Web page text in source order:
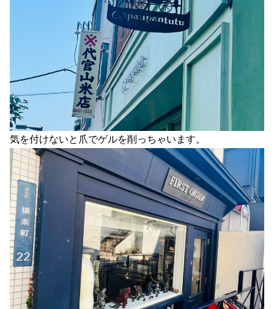
気を付けないと爪でゲルを削っちゃいます。